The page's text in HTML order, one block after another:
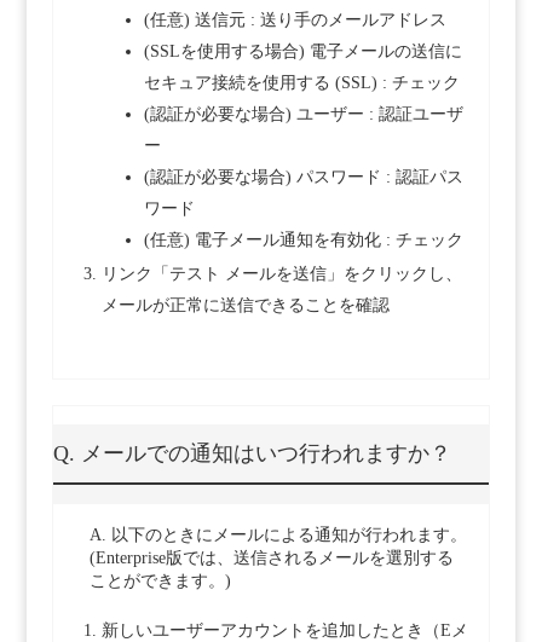
(任意) 送信元 : 送り手のメールアドレス
(SSLを使用する場合) 電子メールの送信に
セキュア接続を使用する (SSL) : チェック
(認証が必要な場合) ユーザー : 認証ユーザ
ー
(認証が必要な場合) パスワード : 認証パス
ワード
(任意) 電子メール通知を有効化 : チェック
リンク「テスト メールを送信」をクリックし、
メールが正常に送信できることを確認
Q. メールでの通知はいつ行われますか？
A. 以下のときにメールによる通知が行われます。
(Enterprise版では、送信されるメールを選別する
ことができます。)
新しいユーザーアカウントを追加したとき（Eメ